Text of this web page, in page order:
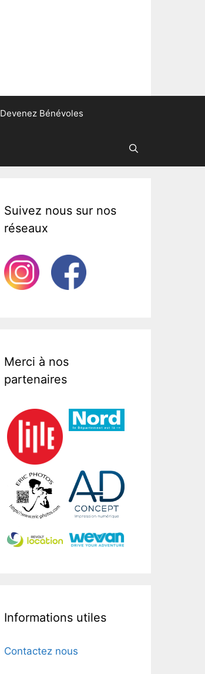
Devenez Bénévoles
Suivez nous sur nos
réseaux
Merci à nos
partenaires
Informations utiles
Contactez nous